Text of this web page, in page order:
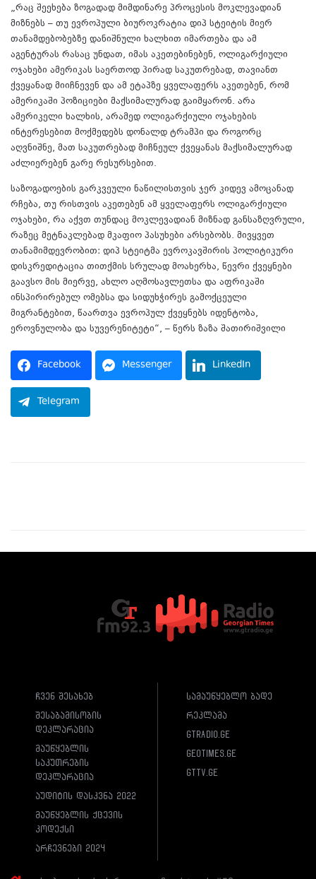
„რაც შეეხება ზოგადად მიმდინარე პროცესის მოკლევადიან
მიზნებს – თუ ევროპული ბიუროკრატია დიპ სტეიტის მიერ
თანამდებობებზე დანიშნული ხალხით იმართება და ამ
აგენტურას რასაც უნდათ, იმას აკეთებინებენ, ოლიგარქიული
ოჯახები ამერიკას საერთოდ პირად საკუთრებად, თავიანთ
ქვეყანად მიიჩნევენ და ამ ეტაპზე ყველაფერს აკეთებენ, რომ
ამერიკაში პოზიციები მაქსიმალურად გაიმყარონ. არა
ამერიკელი ხალხის, არამედ ოლიგარქიული ოჯახების
ინტერესებით მოქმედებს დონალდ ტრამპი და როგორც
აღვნიშნე, მათ საკუთრებად მიჩნეულ ქვეყანას მაქსიმალურად
აძლიერებენ გარე რესურსებით.
საზოგადოების გარკვეული ნაწილისთვის ჯერ კიდევ ამოცანად
რჩება, თუ რისთვის აკეთებენ ამ ყველაფერს ოლიგარქიული
ოჯახები, რა აქვთ თუნდაც მოკლევადიან მიზნად განსაზღვრული,
რაზეც მეტნაკლებად მკაფიო პასუხები არსებობს. მივყვეთ
თანამიმდევრობით: დიპ სტეიტმა ევროკავშირის პოლიტიკური
დისკრედიტაცია თითქმის სრულად მოახერხა, წევრი ქვეყნები
გაავსო მის მიერვე, ახლო აღმოსავლეთსა და აფრიკაში
ინსპირირებულ ომებსა და სიდუხჭირეს გამოქცეული
მიგრანტებით, წაართვა ევროპულ ქვეყნებს იდენტობა,
ეროვნულობა და სუვერენიტეტი“, – წერს ზაზა შათირიშვილი
Facebook Messenger LinkedIn
Telegram
ჩვენ შესახებ
შესაბამისობის
დეკლარაცია
მაუწყებლის
საკუთრების
დეკლარაცია
აუდიტის დასკვნა 2022
მაუწყებლის ქცევის
კოდექსი
არჩევნები 2024
სამაუწყებლო ბადე
რეკლამა
gtradio.ge
geotimes.ge
gttv.ge